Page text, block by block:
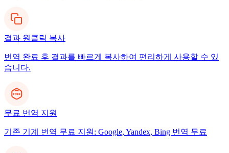
결과 원클릭 복사
번역 완료 후 결과를 빠르게 복사하여 편리하게 사용할 수 있
습니다.
무료 번역 지원
기존 기계 번역 무료 지원: Google, Yandex, Bing 번역 무료